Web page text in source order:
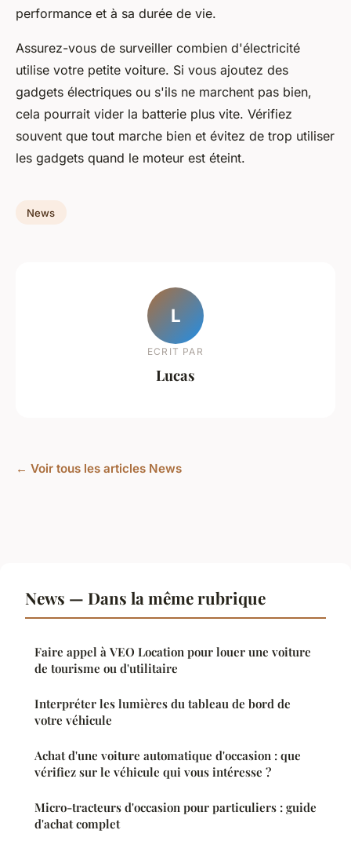
performance et à sa durée de vie.
Assurez-vous de surveiller combien d'électricité
utilise votre petite voiture. Si vous ajoutez des
gadgets électriques ou s'ils ne marchent pas bien,
cela pourrait vider la batterie plus vite. Vérifiez
souvent que tout marche bien et évitez de trop utiliser
les gadgets quand le moteur est éteint.
News
L
ECRIT PAR
Lucas
← Voir tous les articles News
News — Dans la même rubrique
Faire appel à VEO Location pour louer une voiture
de tourisme ou d'utilitaire
Interpréter les lumières du tableau de bord de
votre véhicule
Achat d'une voiture automatique d'occasion : que
vérifiez sur le véhicule qui vous intéresse ?
Micro-tracteurs d'occasion pour particuliers : guide
d'achat complet